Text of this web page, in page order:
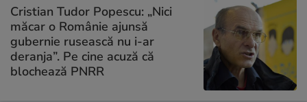
Cristian Tudor Popescu: „Nici
măcar o Românie ajunsă
gubernie rusească nu i-ar
deranja”. Pe cine acuză că
blochează PNRR